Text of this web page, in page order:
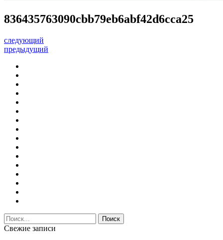
836435763090cbb79eb6abf42d6cca25
следующий
предыдущий
Свежие записи